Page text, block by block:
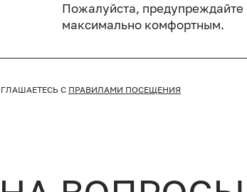
Пожалуйста,
максимально комфортным.
С ПРАВИЛАМИ ПОСЕЩЕНИЯ